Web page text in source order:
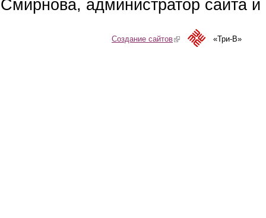
Смирнова, администратор сайта
Создание сайтов(link is external)«Три-В»